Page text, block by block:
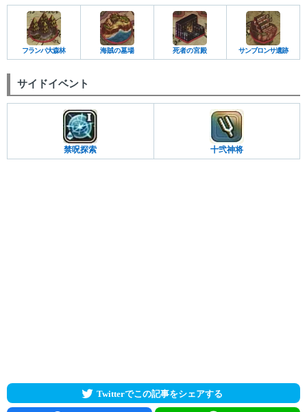
フランパ大森林 海賊の墓場 死者の宮殿 サンブロンサ遺跡
サイドイベント
禁呪探索 十弐神将
Twitterでこの記事をシェアする